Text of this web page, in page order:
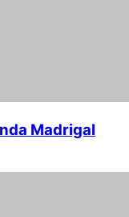
Madrigal